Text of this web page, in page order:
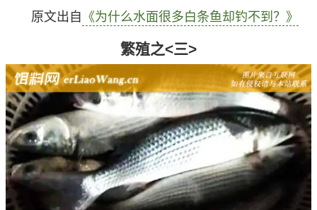
原文出自 《为什么水面很多白条鱼却钓不到？》
繁殖之<三>